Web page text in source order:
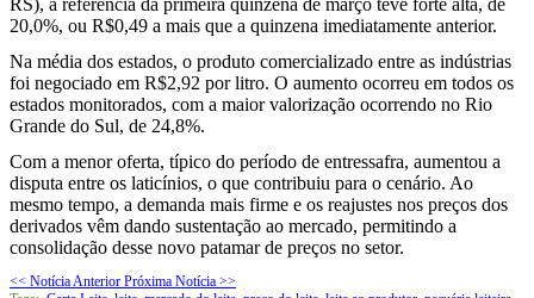
20,0%, ou R$0,49 a mais que a quinzena imediatamente anterior.
Na média dos estados, o produto comercializado entre as indústrias
foi negociado em R$2,92 por litro. O aumento ocorreu em todos os
estados monitorados, com a maior valorização ocorrendo no Rio
Grande do Sul, de 24,8%.
Com a menor oferta, típico do período de entressafra, aumentou a
disputa entre os laticínios, o que contribuiu para o cenário. Ao
mesmo tempo, a demanda mais firme e os reajustes nos preços dos
derivados vêm dando sustentação ao mercado, permitindo a
consolidação desse novo patamar de preços no setor.
<< Notícia Anterior Próxima Notícia >>